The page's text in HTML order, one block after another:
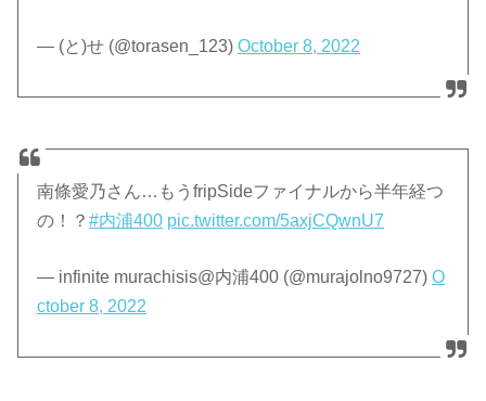
— (と)せ (@torasen_123)October 8, 2022
南條愛乃さん…もうfripSideファイナルから半年経つ
の！？#内浦400 pic.twitter.com/5axjCQwnU7
— infinite murachisis@内浦400 (@murajolno9727)O
ctober 8, 2022